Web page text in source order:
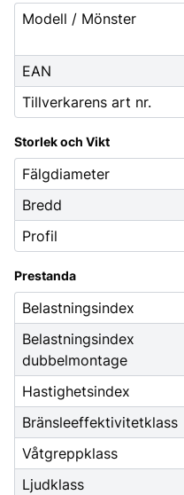
Modell / Mönster
EAN
Tillverkarens art nr.
Storlek och Vikt
Fälgdiameter
Bredd
Profil
Prestanda
Belastningsindex
Belastningsindex
dubbelmontage
Hastighetsindex
Bränsleeffektivitetklass
Våtgreppklass
Ljudklass